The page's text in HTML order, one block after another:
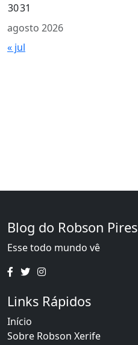
agosto 2026
3031
« jul
Blog do Robson Pires
Esse todo mundo vê
Links Rápidos
Início
Sobre Robson Xerife